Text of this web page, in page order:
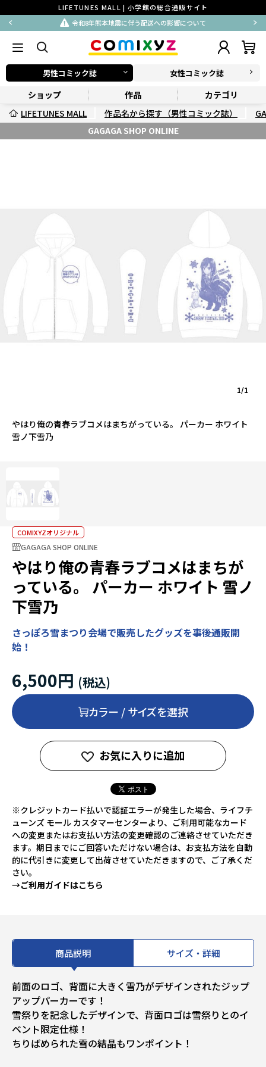
LIFETUNES MALL | 小学館の総合通販サイト
令和8年熊本地震に伴う配送への影響について
男性コミック誌 女性コミック誌
ショップ 作品
カテゴリ
LIFETUNES MALL
作品名から探す（男性コミック誌）
GAGAGA SHOP ONLINE
やはり俺の青春ラブコメはまちがっている。 パーカー ホワイト
雪ノ下雪乃
1/1
COMIXYZオリジナル
GAGAGA SHOP ONLINE
やはり俺の青春ラブコメはまちが
っている。 パーカー ホワイト 雪ノ
下雪乃
さっぽろ雪まつり会場で販売したグッズを事後通販開
始！
6,500円
カラー / サイズを選択
お気に入りに追加
※クレジットカード払いで認証エラーが発生した場合、ライフチ
ューンズ モール カスタマーセンターより、ご利用可能なカード
への変更またはお支払い方法の変更確認のご連絡させていただき
ます。期日までにご回答いただけない場合は、お支払方法を自動
的に代引きに変更して出荷させていただきますので、ご了承くだ
さい。
→ご利用ガイドはこちら
商品説明 サイズ・詳細
前面のロゴ、背面に大きく雪乃がデザインされたジップ
アップパーカーです！
雪祭りを記念したデザインで、背面ロゴは雪祭りとのイ
ベント限定仕様！
ちりばめられた雪の結晶もワンポイント！